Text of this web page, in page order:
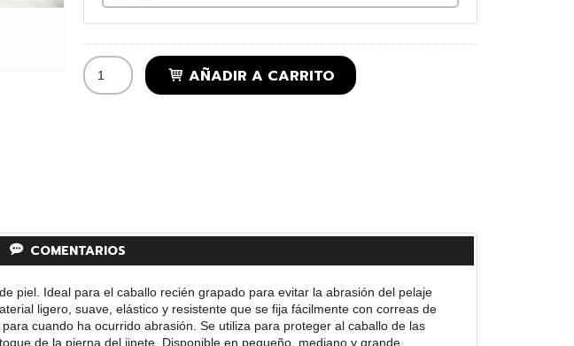
AÑADIR A CARRITO
COMENTARIOS
piel. Ideal para el caballo recién grapado para evitar la abrasión del pelaje
ligero, suave, elástico y resistente que se fija fácilmente con correas de
cuando ha ocurrido abrasión. Se utiliza para proteger al caballo de las
de la pierna del jinete. Disponible en pequeño, mediano y grande.